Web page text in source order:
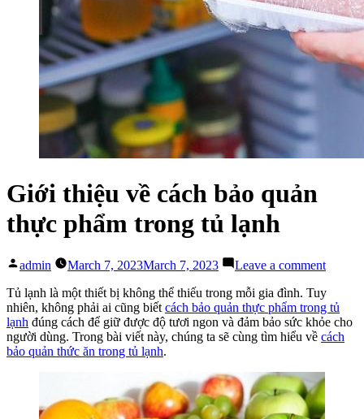
Giới thiệu về cách bảo quản
thực phẩm trong tủ lạnh
Posted
admin March 7, 2023March 7, 2023 Leave a commenton
thiệu
về
cách
bảo
Tủ lạnh là một thiết bị không thể thiếu trong mỗi gia đình. Tuy
nhiên, không phải ai cũng biết cách bảo quản thực phẩm trong tủ
lạnh đúng cách để giữ được độ tươi ngon và đảm bảo sức khỏe cho
người dùng. Trong bài viết này, chúng ta sẽ cùng tìm hiểu về cách
bảo quản thức ăn trong tủ lạnh.